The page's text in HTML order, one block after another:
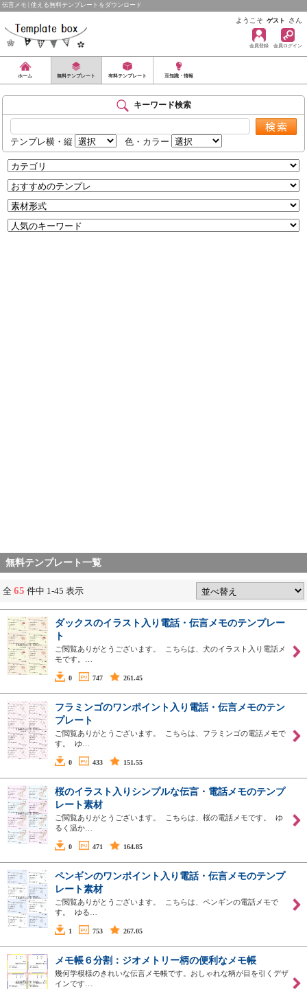
伝言メモ | 使える無料テンプレートをダウンロード
ようこそ ゲスト さん
会員登録 会員ログイン
ホーム 無料テンプレート 有料テンプレート 豆知識・情報
キーワード検索
テンプレ横・縦 色・カラー
無料テンプレート一覧
全 65 件中 1-45 表示
ダックスのイラスト入り電話・伝言メモのテンプレー
ト
ご閲覧ありがとうございます。 こちらは、犬のイラスト入り電話メ
モです。…
0 747 261.45
フラミンゴのワンポイント入り電話・伝言メモのテン
プレート
ご閲覧ありがとうございます。 こちらは、フラミンゴの電話メモで
す。 ゆ…
0 433 151.55
桜のイラスト入りシンプルな伝言・電話メモのテンプ
レート素材
ご閲覧ありがとうございます。 こちらは、桜の電話メモです。 ゆ
るく温か…
0 471 164.85
ペンギンのワンポイント入り電話・伝言メモのテンプ
レート素材
ご閲覧ありがとうございます。 こちらは、ペンギンの電話メモで
す。 ゆる…
1 753 267.05
メモ帳６分割：ジオメトリー柄の便利なメモ帳
幾何学模様のきれいな伝言メモ帳です。おしゃれな柄が目を引くデザ
インです…